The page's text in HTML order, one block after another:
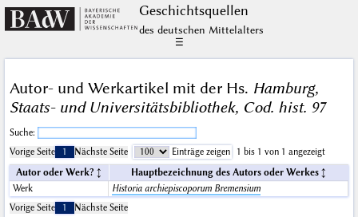
Geschichts­quellen
des deutschen Mittelalters
☰
Autor- und Werkartikel mit der Hs. Hamburg,
Staats- und Universitätsbibliothek, Cod. hist. 97
Suche:
Vorige Seite
1 Nächste Seite Einträge zeigen
1 bis 1 von 1 angezeigt
Autor oder Werk?
Hauptbezeichnung des Autors oder Werkes
Werk
Historia archiepiscoporum Bremensium
Vorige Seite
1 Nächste Seite